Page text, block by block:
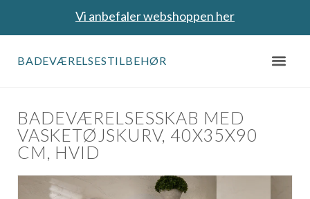
Vi anbefaler webshoppen her
BADEVÆRELSESTILBEHØR
BADEVÆRELSESSKAB MED
VASKETØJSKURV, 40X35X90
CM, HVID